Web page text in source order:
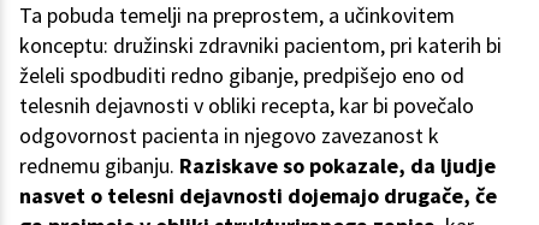
Ta pobuda temelji na preprostem, a učinkovitem
konceptu: družinski zdravniki pacientom, pri katerih bi
želeli spodbuditi redno gibanje, predpišejo eno od
telesnih dejavnosti v obliki recepta, kar bi povečalo
odgovornost pacienta in njegovo zavezanost k
rednemu gibanju. Raziskave so pokazale, da ljudje
nasvet o telesni dejavnosti dojemajo drugače, če